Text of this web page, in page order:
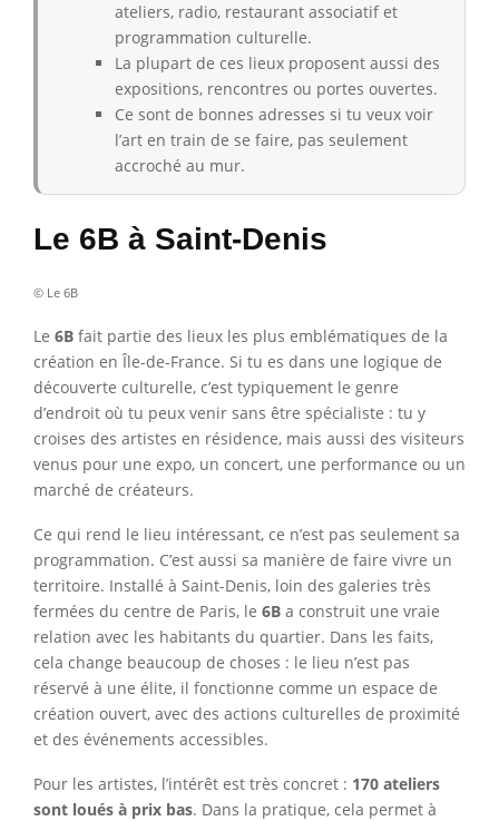
ateliers, radio, restaurant associatif et
programmation culturelle.
La plupart de ces lieux proposent aussi des
expositions, rencontres ou portes ouvertes.
Ce sont de bonnes adresses si tu veux voir
l’art en train de se faire, pas seulement
accroché au mur.
Le 6B à Saint-Denis
© Le 6B
Le 6B fait partie des lieux les plus emblématiques de la
création en Île-de-France. Si tu es dans une logique de
découverte culturelle, c’est typiquement le genre
d’endroit où tu peux venir sans être spécialiste : tu y
croises des artistes en résidence, mais aussi des visiteurs
venus pour une expo, un concert, une performance ou un
marché de créateurs.
Ce qui rend le lieu intéressant, ce n’est pas seulement sa
programmation. C’est aussi sa manière de faire vivre un
territoire. Installé à Saint-Denis, loin des galeries très
fermées du centre de Paris, le 6B a construit une vraie
relation avec les habitants du quartier. Dans les faits,
cela change beaucoup de choses : le lieu n’est pas
réservé à une élite, il fonctionne comme un espace de
création ouvert, avec des actions culturelles de proximité
et des événements accessibles.
Pour les artistes, l’intérêt est très concret : 170 ateliers
sont loués à prix bas. Dans la pratique, cela permet à